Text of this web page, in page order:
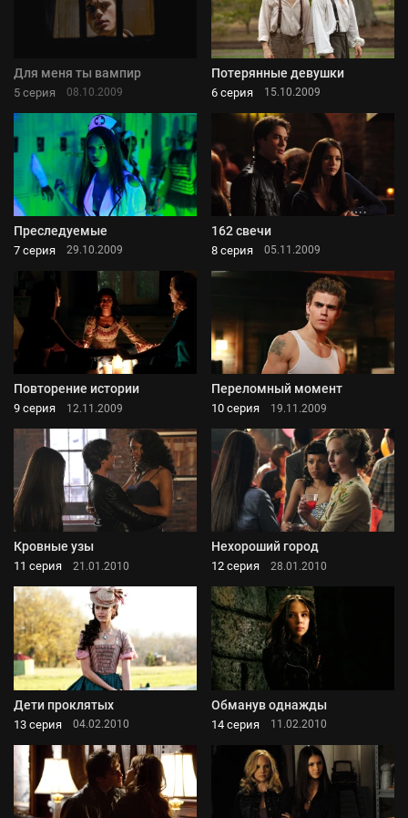
Для меня ты вампир
5 серия 08.10.2009
Потерянные девушки
6 серия 15.10.2009
Преследуемые
7 серия 29.10.2009
162 свечи
8 серия 05.11.2009
Повторение истории
9 серия 12.11.2009
Переломный момент
10 серия 19.11.2009
Кровные узы
11 серия 21.01.2010
Нехороший город
12 серия 28.01.2010
Дети проклятых
13 серия 04.02.2010
Обманув однажды
14 серия 11.02.2010